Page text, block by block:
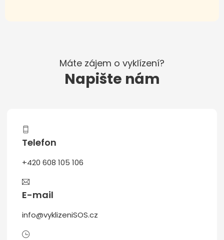
Máte zájem o vyklízení?
Napište nám
Telefon
+420 608 105 106
E-mail
info@vyklizeniSOS.cz